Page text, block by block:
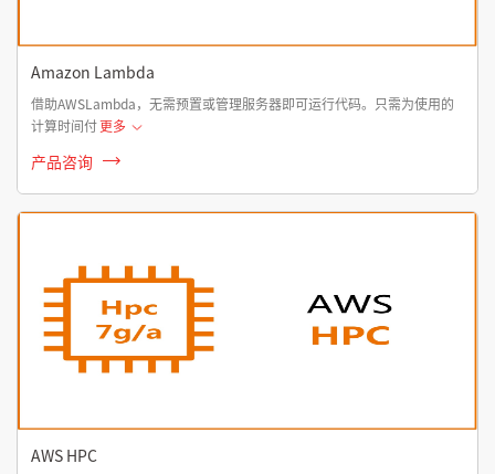
Amazon Lambda
借助AWSLambda，无需预置或管理服务器即可运行代码。只需为使用的
计算时间付更多
产品咨询
AWS HPC